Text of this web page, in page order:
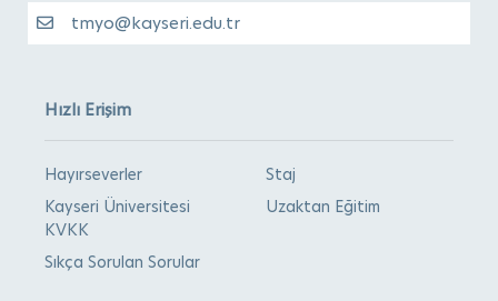
tmyo@kayseri.edu.tr
Hızlı Erişim
Hayırseverler
Staj
Kayseri Üniversitesi
KVKK
Uzaktan Eğitim
Sıkça Sorulan Sorular